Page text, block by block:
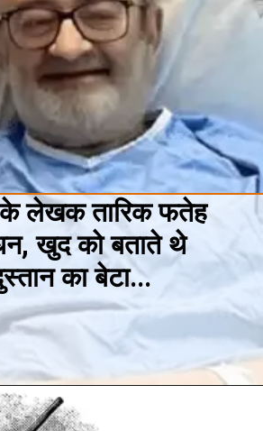
लेखक तारिक फतेह
खुद को बताते थे
का बेटा...